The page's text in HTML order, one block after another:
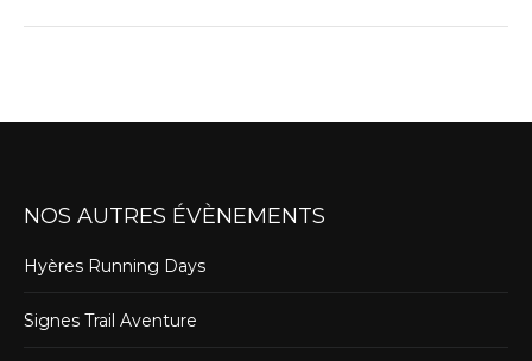
NOS AUTRES ÉVÈNEMENTS
Hyères Running Days
Signes Trail Aventure